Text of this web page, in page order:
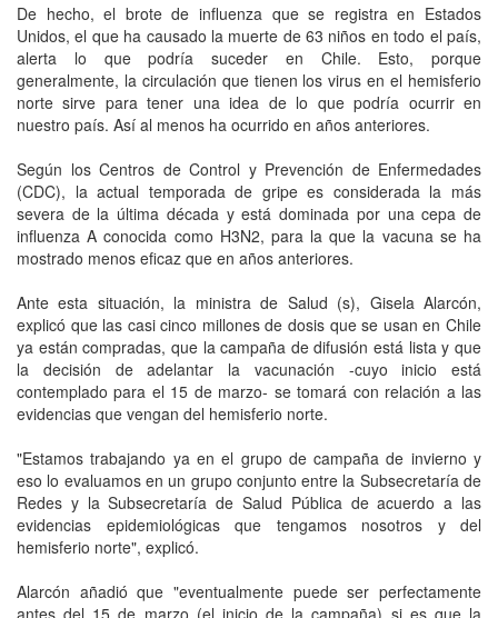
De hecho, el brote de influenza que se registra en Estados
Unidos, el que ha causado la muerte de 63 niños en todo el país,
alerta lo que podría suceder en Chile. Esto, porque
generalmente, la circulación que tienen los virus en el hemisferio
norte sirve para tener una idea de lo que podría ocurrir en
nuestro país. Así al menos ha ocurrido en años anteriores.
Según los Centros de Control y Prevención de Enfermedades
(CDC), la actual temporada de gripe es considerada la más
severa de la última década y está dominada por una cepa de
influenza A conocida como H3N2, para la que la vacuna se ha
mostrado menos eficaz que en años anteriores.
Ante esta situación, la ministra de Salud (s), Gisela Alarcón,
explicó que las casi cinco millones de dosis que se usan en Chile
ya están compradas, que la campaña de difusión está lista y que
la decisión de adelantar la vacunación -cuyo inicio está
contemplado para el 15 de marzo- se tomará con relación a las
evidencias que vengan del hemisferio norte.
"Estamos trabajando ya en el grupo de campaña de invierno y
eso lo evaluamos en un grupo conjunto entre la Subsecretaría de
Redes y la Subsecretaría de Salud Pública de acuerdo a las
evidencias epidemiológicas que tengamos nosotros y del
hemisferio norte", explicó.
Alarcón añadió que "eventualmente puede ser perfectamente
antes del 15 de marzo (el inicio de la campaña) si es que la